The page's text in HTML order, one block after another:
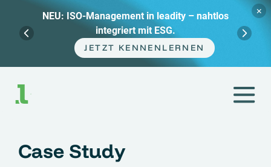
Management in leadity – nahtlos
integriert mit ESG.
KENNENLERNEN
×
Inhalt
springen
Case Study